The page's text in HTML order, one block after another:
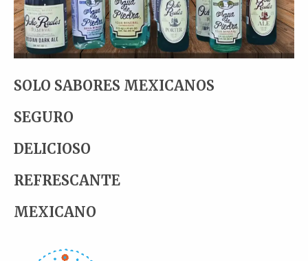
SOLO SABORES MEXICANOS
SEGURO
DELICIOSO
REFRESCANTE
MEXICANO